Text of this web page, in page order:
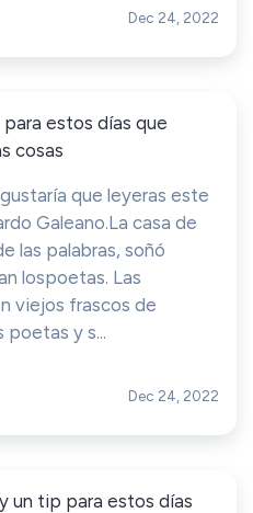
Dec 24, 2022
estos días que
cosas
que leyeras este
Galeano.La casa de
las palabras, soñó
lospoetas. Las
viejos frascos de
poetas y s...
Dec 24, 2022
un tip para estos días